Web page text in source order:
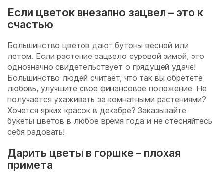
Если цветок внезапно зацвел – это к
счастью
Большинство цветов дают бутоны весной или
летом. Если растение зацвело суровой зимой, это
однозначно свидетельствует о грядущей удаче!
Большинство людей считает, что так вы обретете
любовь, улучшите свое финансовое положение. Не
получается ухаживать за комнатными растениями?
Хочется ярких красок в декабре? Заказывайте
букеты цветов в любое время года и не стесняйтесь
себя радовать!
Дарить цветы в горшке – плохая
примета